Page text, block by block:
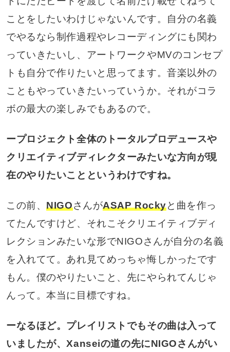
ことをしたいわけじゃないんです。自分の名義
でやるなら制作過程やレコーディングにも関わ
っていきたいし、アートワークやMVのコンセプ
トも自分で作りたいと思ってます。音楽以外の
こともやっていきたいっていうか。それがコラ
ボの最大の楽しみでもあるので。
ープロジェクト全体のトータルプロデュースや
クリエイティブディレクターみたいな方向が現
在のやりたいことというわけですね。
この前、NIGOさんがASAP Rockyと曲を作っ
てたんですけど、それこそクリエイティブディ
レクションみたいな形でNIGOさんが自分の名義
を入れてて。あれ見てめっちゃ悔しかったです
もん。僕のやりたいこと、先にやられてんじゃ
んって。本当に目標ですね。
ーなるほど。プレイリストでもその曲は入って
いましたが、Xanseiの道の先にNIGOさんがい